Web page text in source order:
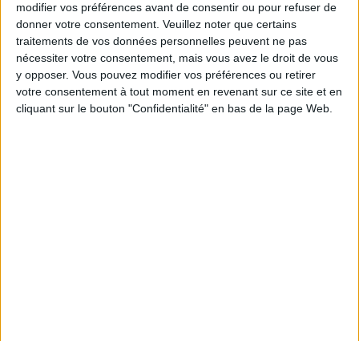
modifier vos préférences avant de consentir ou pour refuser de
donner votre consentement. Veuillez noter que certains
traitements de vos données personnelles peuvent ne pas
nécessiter votre consentement, mais vous avez le droit de vous
y opposer. Vous pouvez modifier vos préférences ou retirer
votre consentement à tout moment en revenant sur ce site et en
cliquant sur le bouton "Confidentialité" en bas de la page Web.
Les équipes du Service-client et de la
Communauté Savoir Maigrir vous aident
chaque semaine à vous rapprocher
sereinement de votre objectif minceur.